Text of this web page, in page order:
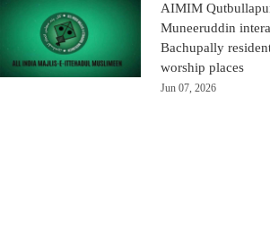
AIMIM
Muneeruddin
Bachupally
worship places
Jun 07, 2026